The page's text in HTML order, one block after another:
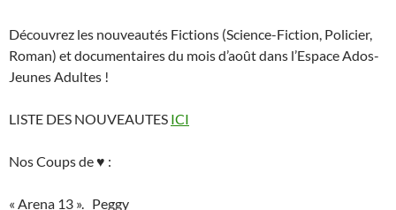
Découvrez les nouveautés Fictions (Science-Fiction, Policier,
Roman) et documentaires du mois d’août dans l’Espace Ados-
Jeunes Adultes !
LISTE DES NOUVEAUTES ICI
Nos Coups de ♥ :
« Arena 13 ». Peggy